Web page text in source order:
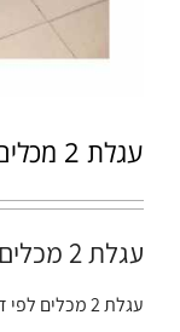
עגלת 2 מכלים לפי דרישת לקוח-SL125
עגלת 2 מכלים לפי דרישת לקוח-SL125
עגלת 2 מכלים לפי דרישת לקוח